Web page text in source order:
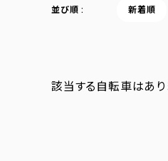
並び順 新着順
該当する自転車はあり